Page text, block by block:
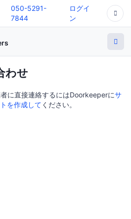
050-5291-
7844
ログイ
ン
わせ
に直接連絡するにはDoorkeeperにサ
を作成して ください。